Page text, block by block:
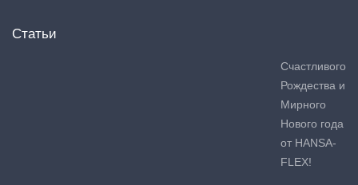
Статьи
Счастливого
Рождества и
Мирного
Нового года
от HANSA-
FLEX!